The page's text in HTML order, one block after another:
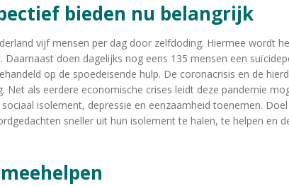
bieden nu belangrijk
vijf mensen per dag door zelfdoding. Hiermee wordt
Daarnaast doen dagelijks nog eens 135 mensen een
op de spoedeisende hulp. De coronacrisis en de
Net als eerdere economische crises leidt deze pandemie
isolement, depressie en eenzaamheid toenemen.
sneller uit hun isolement te halen, te helpen en